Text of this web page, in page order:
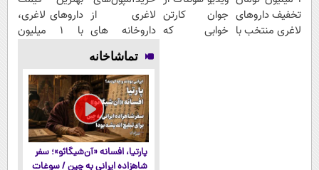
تخفیف داروهای
لاغری منتخب با
جوان کارتن
خوابی که
لاغری از
داروخانه های
اطرافت، ارسال
فوری همراه با
پک یخ!
داروهای لاغری،
با ۱ میلیون
تماشاخانه
پارتیا، افسانه «آن‌شیگائو»؛ سفر
شاهزاده ایرانی به چین / سوغات